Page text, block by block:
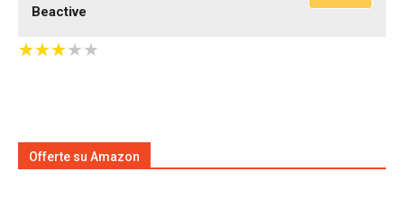
Beactive
★★★★★
★★★★★
Offerte su Amazon